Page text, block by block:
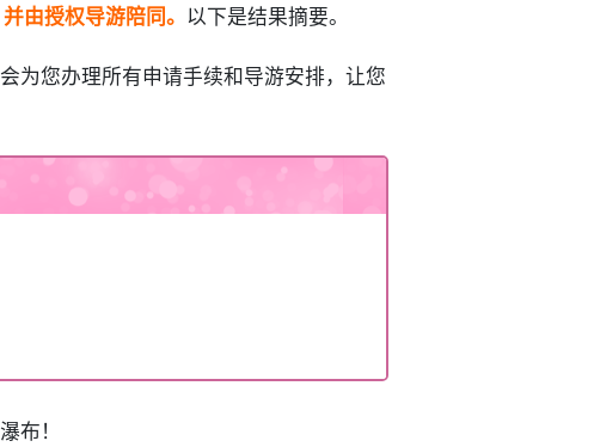
由授权导游陪同。 以下是结果摘要。
为您办理所有申请手续和导游安排，让您
布！